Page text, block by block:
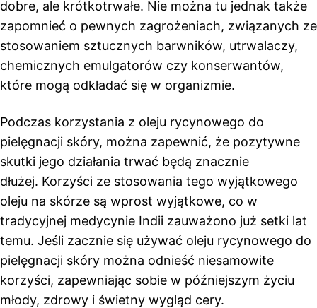
dobre, ale krótkotrwałe. Nie można tu jednak także
zapomnieć o pewnych zagrożeniach, związanych ze
stosowaniem sztucznych barwników, utrwalaczy,
chemicznych emulgatorów czy konserwantów,
które mogą odkładać się w organizmie.
Podczas korzystania z oleju rycynowego do
pielęgnacji skóry, można zapewnić, że pozytywne
skutki jego działania trwać będą znacznie
dłużej. Korzyści ze stosowania tego wyjątkowego
oleju na skórze są wprost wyjątkowe, co w
tradycyjnej medycynie Indii zauważono już setki lat
temu. Jeśli zacznie się używać oleju rycynowego do
pielęgnacji skóry można odnieść niesamowite
korzyści, zapewniając sobie w późniejszym życiu
młody, zdrowy i świetny wygląd cery.